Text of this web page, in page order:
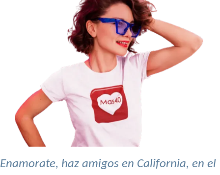
Enamorate, haz amigos en California, en el